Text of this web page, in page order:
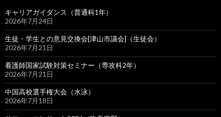
キャリアガイダンス（普通科1年）
2026年7月24日
生徒・学生との意見交換会[津山市議会]（生徒会）
2026年7月21日
看護師国家試験対策セミナー（専攻科2年）
2026年7月21日
中国高校選手権大会（水泳）
2026年7月18日